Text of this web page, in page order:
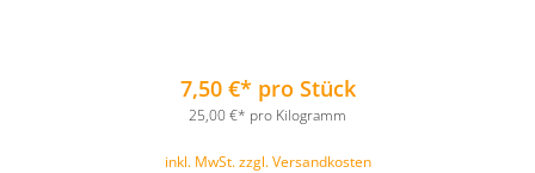
7,50 €* pro Stück
25,00 €* pro Kilogramm
inkl. MwSt. zzgl. Versandkosten